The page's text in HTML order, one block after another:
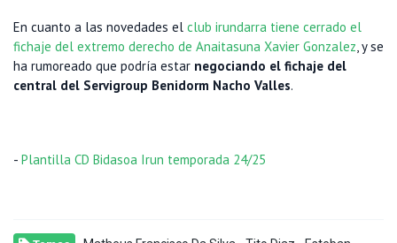
En cuanto a las novedades el club irundarra tiene cerrado el
fichaje del extremo derecho de Anaitasuna Xavier Gonzalez, y se
ha rumoreado que podría estar negociando el fichaje del
central del Servigroup Benidorm Nacho Valles.
- Plantilla CD Bidasoa Irun temporada 24/25